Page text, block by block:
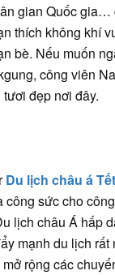
gian Quốc gia…
thích không khí
bè. Nếu muốn
công viên
đẹp nơi đây.
Du lịch châu á
công sức cho
lịch châu Á hấp
mạnh du lịch
rộng các